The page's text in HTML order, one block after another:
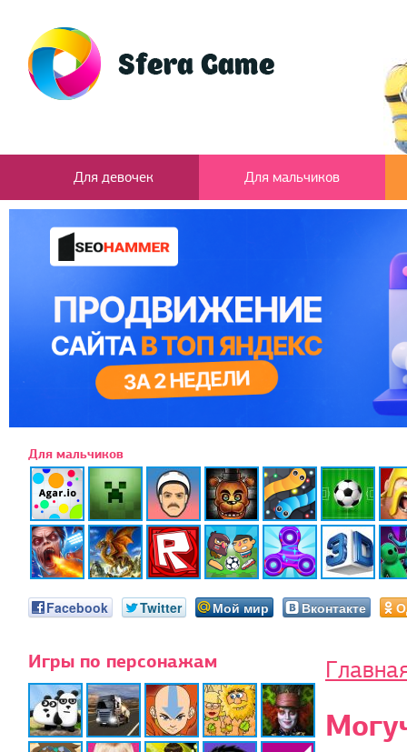
Для девочек Для мальчиков
Для мальчиков
Facebook Twitter Мой мир Вконтакте
Игры по персонажам